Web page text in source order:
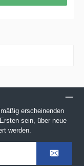
erscheinenden
sein, über neue
werden.